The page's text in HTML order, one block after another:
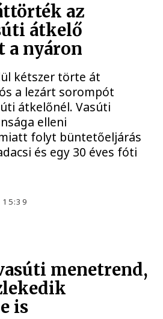
az
átkelő
a nyáron
kétszer törte át
a lezárt sorompót
átkelőnél. Vasúti
elleni
folyt büntetőeljárás
és egy 30 éves fóti
15:39
menetrend,
is